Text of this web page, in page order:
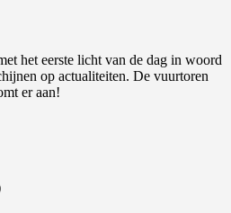
het eerste licht van de dag in woord
op actualiteiten. De vuurtoren
er aan!